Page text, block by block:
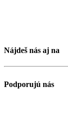
Nájdeš nás aj na
Podporujú nás